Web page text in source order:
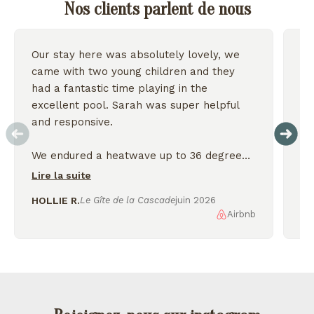
Nos clients parlent de nous
Our stay here was absolutely lovely, we
came with two young children and they
had a fantastic time playing in the
excellent pool. Sarah was super helpful
and responsive.
We endured a heatwave up to 36 degrees
but the house stayed nice and cool and we
We enjoyed exploring the nearby lakes
Lire la suite
HOLLIE R.Le Gîte de la Cascadejuin 2026
Airbnb